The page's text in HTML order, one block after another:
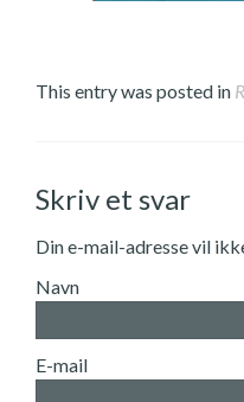
This entry was posted in
Skriv et svar
Din e-mail-adresse vil
Navn
E-mail